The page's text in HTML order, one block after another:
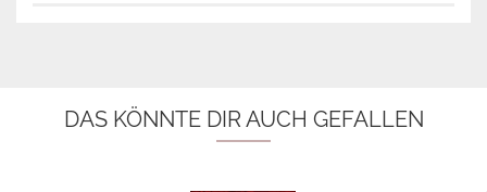
DAS KÖNNTE DIR AUCH GEFALLEN